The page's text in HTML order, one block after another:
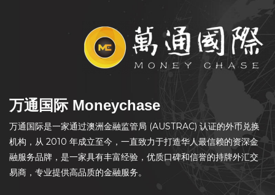
万通国际 Moneychase
万通国际是一家通过澳洲金融监管局 (AUSTRAC) 认证的外币兑换
机构，从 2010 年成立至今，一直致力于打造华人最信赖的资深金
融服务品牌，是一家具有丰富经验，优质口碑和信誉的持牌外汇交
易商，专业提供高品质的金融服务。